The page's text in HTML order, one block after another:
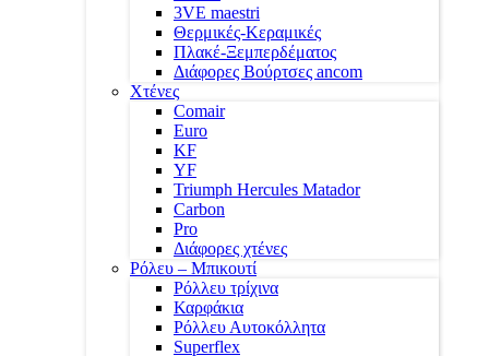
3VE maestri
Θερμικές-Κεραμικές
Πλακέ-Ξεμπερδέματος
Διάφορες Βούρτσες ancom
Χτένες
Comair
Euro
KF
YF
Triumph Hercules Matador
Carbon
Pro
Διάφορες χτένες
Ρόλευ – Μπικουτί
Ρόλλευ τρίχινα
Καρφάκια
Ρόλλευ Αυτοκόλλητα
Superflex